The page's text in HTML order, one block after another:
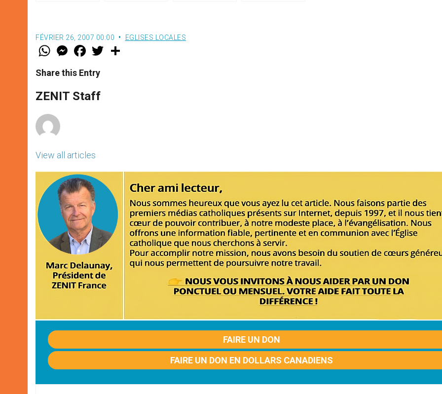
FÉVRIER 26, 2007 00:00 EGLISES LOCALES
W
t
s
p
p
M
e
s
e
g
e
F
a
e
b
o
k
w
Share this Entry
ZENIT Staff
View all articles
FAIRE UN DON
FAIRE UN DON EN DOLLARS CANADIENS